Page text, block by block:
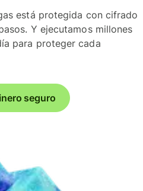
está protegida con cifrado
Y ejecutamos millones
para proteger cada
seguro